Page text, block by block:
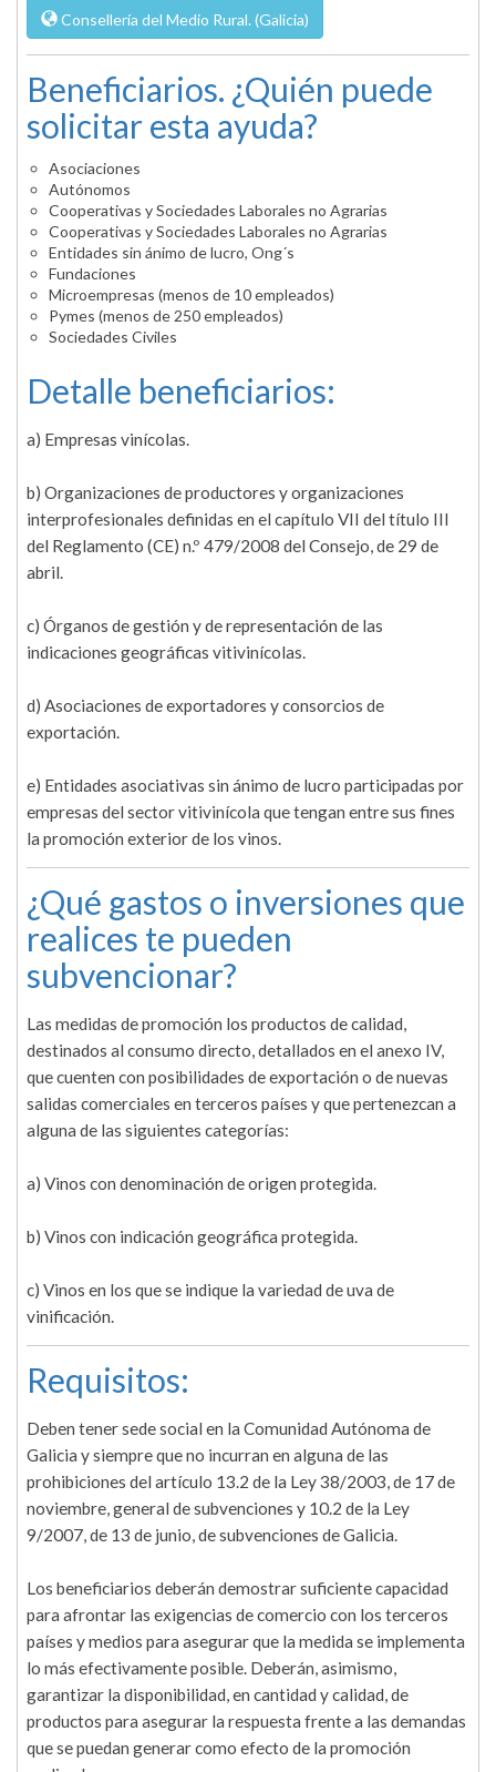
Consellería del Medio Rural. (Galicia)
Beneficiarios. ¿Quién puede
solicitar esta ayuda?
Asociaciones
Autónomos
Cooperativas y Sociedades Laborales no Agrarias
Cooperativas y Sociedades Laborales no Agrarias
Entidades sin ánimo de lucro, Ong´s
Fundaciones
Microempresas (menos de 10 empleados)
Pymes (menos de 250 empleados)
Sociedades Civiles
Detalle beneficiarios:
a) Empresas vinícolas.
b) Organizaciones de productores y organizaciones
interprofesionales definidas en el capítulo VII del título III
del Reglamento (CE) n.º 479/2008 del Consejo, de 29 de
abril.
c) Órganos de gestión y de representación de las
indicaciones geográficas vitivinícolas.
d) Asociaciones de exportadores y consorcios de
exportación.
e) Entidades asociativas sin ánimo de lucro participadas por
empresas del sector vitivinícola que tengan entre sus fines
la promoción exterior de los vinos.
¿Qué gastos o inversiones que
realices te pueden
subvencionar?
Las medidas de promoción los productos de calidad,
destinados al consumo directo, detallados en el anexo IV,
que cuenten con posibilidades de exportación o de nuevas
salidas comerciales en terceros países y que pertenezcan a
alguna de las siguientes categorías:
a) Vinos con denominación de origen protegida.
b) Vinos con indicación geográfica protegida.
c) Vinos en los que se indique la variedad de uva de
vinificación.
Requisitos:
Deben tener sede social en la Comunidad Autónoma de
Galicia y siempre que no incurran en alguna de las
prohibiciones del artículo 13.2 de la Ley 38/2003, de 17 de
noviembre, general de subvenciones y 10.2 de la Ley
9/2007, de 13 de junio, de subvenciones de Galicia.
Los beneficiarios deberán demostrar suficiente capacidad
para afrontar las exigencias de comercio con los terceros
países y medios para asegurar que la medida se implementa
lo más efectivamente posible. Deberán, asimismo,
garantizar la disponibilidad, en cantidad y calidad, de
productos para asegurar la respuesta frente a las demandas
que se puedan generar como efecto de la promoción